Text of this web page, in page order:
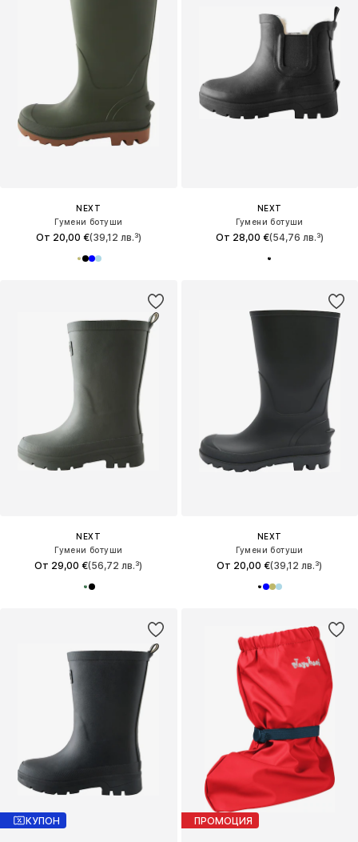
NEXT
Гумени ботуши
От 20,00 €(39,12 лв.³)
NEXT
Гумени ботуши
От 28,00 €(54,76 лв.³)
NEXT
Гумени ботуши
От 29,00 €(56,72 лв.³)
NEXT
Гумени ботуши
От 20,00 €(39,12 лв.³)
КУПОН ПРОМОЦИЯ